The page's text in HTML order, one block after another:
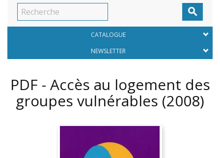

CATALOGUE
NEWSLETTER
PDF - Accès au logement des
groupes vulnérables (2008)